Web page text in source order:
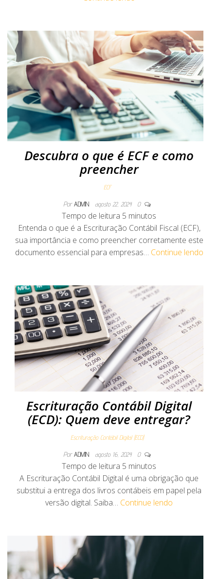
Descubra o que é ECF e como
preencher
ECF
Por ADMIN agosto 22, 2024 0
Tempo de leitura 5 minutos
Entenda o que é a Escrituração Contábil Fiscal (ECF),
sua importância e como preencher corretamente este
documento essencial para empresas… Continue lendo
Escrituração Contábil Digital
(ECD): Quem deve entregar?
Escrituração Contábil Digital (ECD)
Por ADMIN agosto 16, 2024 0
Tempo de leitura 5 minutos
A Escrituração Contábil Digital é uma obrigação que
substitui a entrega dos livros contábeis em papel pela
versão digital. Saiba… Continue lendo